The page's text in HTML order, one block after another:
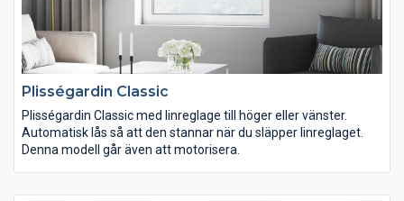
Plisségardin Classic
Plisségardin Classic med linreglage till höger eller vänster.
Automatisk lås så att den stannar när du släpper linreglaget.
Denna modell går även att motorisera.